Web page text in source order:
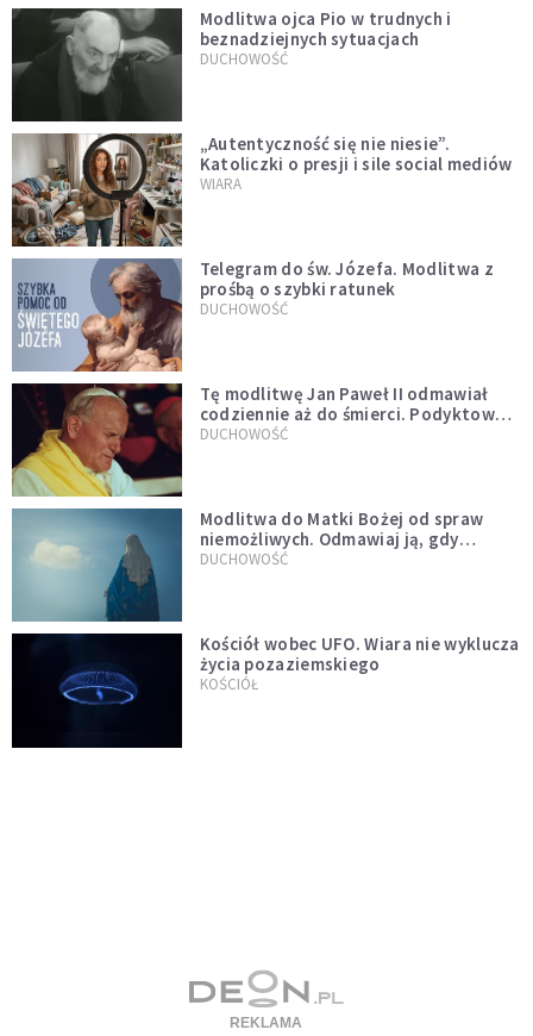
Modlitwa ojca Pio w trudnych i
beznadziejnych sytuacjach
DUCHOWOŚĆ
„Autentyczność się nie niesie”.
Katoliczki o presji i sile social mediów
WIARA
Telegram do św. Józefa. Modlitwa z
prośbą o szybki ratunek
DUCHOWOŚĆ
Tę modlitwę Jan Paweł II odmawiał
codziennie aż do śmierci. Podyktował
mu ją ojciec
DUCHOWOŚĆ
Modlitwa do Matki Bożej od spraw
niemożliwych. Odmawiaj ją, gdy
wszystko idzie źle
DUCHOWOŚĆ
Kościół wobec UFO. Wiara nie wyklucza
życia pozaziemskiego
KOŚCIÓŁ